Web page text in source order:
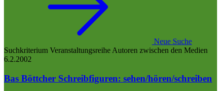
Neue Suche
Suchkriterium Veranstaltungsreihe Autoren zwischen den Medien
6.2.2002
Bas Böttcher Schreibfiguren: sehen/hören/schreiben